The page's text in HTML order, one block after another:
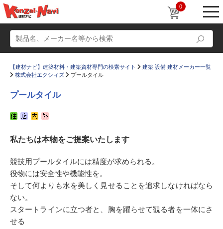
0
かたなび コラム
すまいリング 設計士インタビュー
Q＆A
お気に入り
【建材ナビ】建築材料・建築資材専門の検索サイト
建築 設備 建材メーカー一覧
株式会社エクシィズ
プールタイル
プールタイル
私たちは本物をご提案いたします
競技用プールタイルには精度が求められる。
役物には安全性や機能性を。
そして何よりも水を美しく見せることを追求しなければなら
ない。
スタートラインに立つ者と、胸を躍らせて観る者を一体にさ
せる